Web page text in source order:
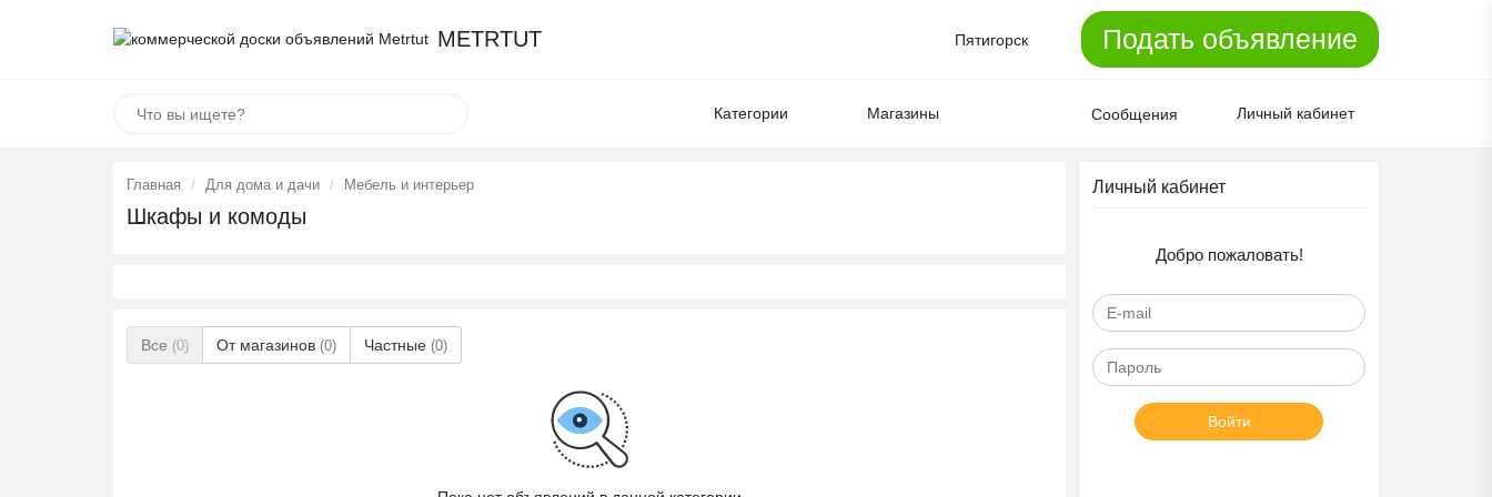
METRTUT Пятигорск Подать объявление
Категории Магазины Сообщения Личный кабинет
Главная Для дома и дачи Мебель и интерьер
Шкафы и комоды
Все (0) От магазинов (0) Частные (0)
Личный кабинет
Добро пожаловать!
Войти